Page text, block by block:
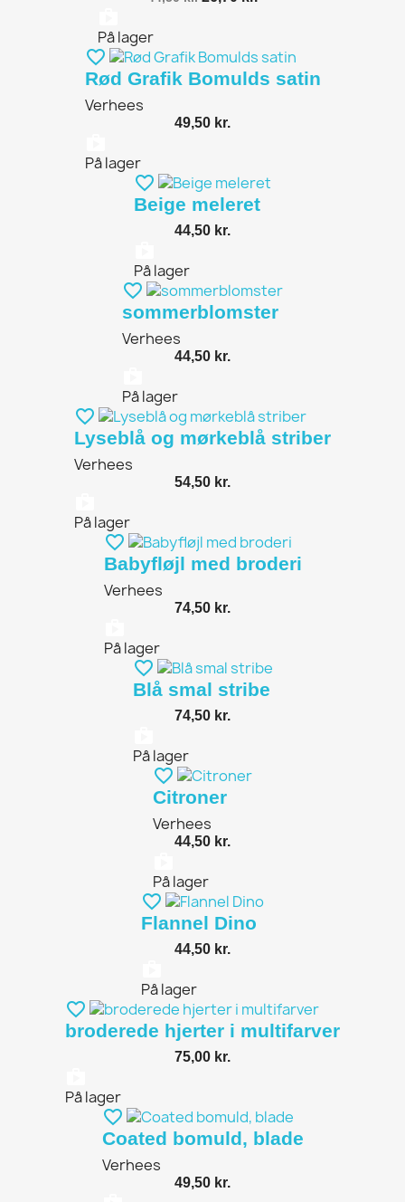
På lager
favorite_border
Rød Grafik Bomulds satin
Verhees
49,50 kr.
På lager
favorite_border
Beige meleret
44,50 kr.
På lager
favorite_border
sommerblomster
Verhees
44,50 kr.
På lager
favorite_border
Lyseblå og mørkeblå striber
Verhees
54,50 kr.
På lager
favorite_border
Babyfløjl med broderi
Verhees
74,50 kr.
På lager
favorite_border
Blå smal stribe
74,50 kr.
På lager
favorite_border
Citroner
Verhees
44,50 kr.
På lager
favorite_border
Flannel Dino
44,50 kr.
På lager
favorite_border
broderede hjerter i multifarver
75,00 kr.
På lager
favorite_border
Coated bomuld, blade
Verhees
49,50 kr.